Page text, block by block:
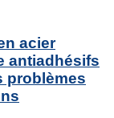
acier
antiadhésifs
problèmes